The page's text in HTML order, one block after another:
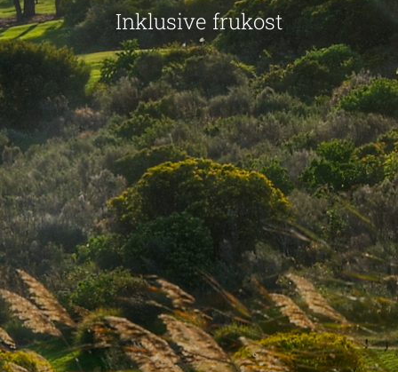
Inklusive frukost